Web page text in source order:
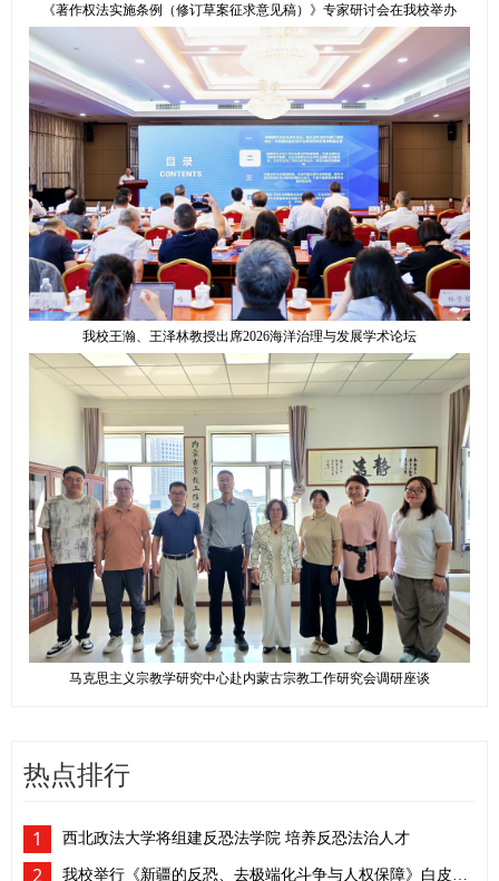
《著作权法实施条例（修订草案征求意见稿）》专家研讨会在我校举办
我校王瀚、王泽林教授出席2026海洋治理与发展学术论坛
马克思主义宗教学研究中心赴内蒙古宗教工作研究会调研座谈
热点排行
1 西北政法大学将组建反恐法学院 培养反恐法治人才
2 我校举行《新疆的反恐、去极端化斗争与人权保障》白皮书学习座谈会